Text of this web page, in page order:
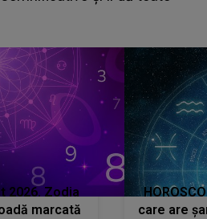
eu nu te iubesc pentru
2026. Zodia
marcată
care are